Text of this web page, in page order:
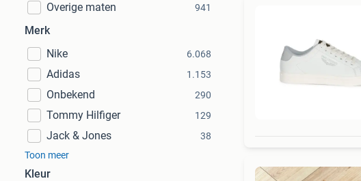
Overige maten 941
Merk
Nike
6.068
Adidas 1.153
Onbekend 290
Tommy Hilfiger 129
Jack & Jones
38
Toon meer
Kleur